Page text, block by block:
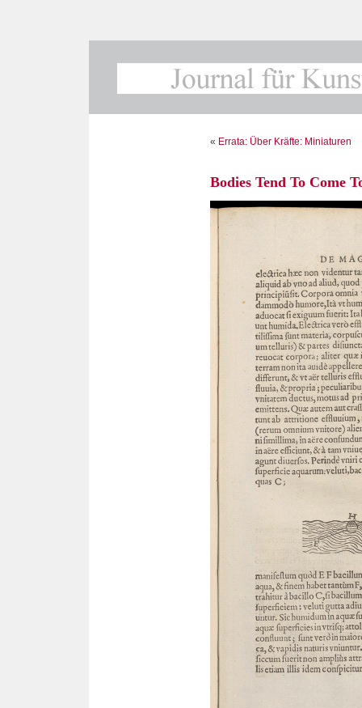
« Errata: Über Kräfte: Miniaturen
Bodies Tend To Come